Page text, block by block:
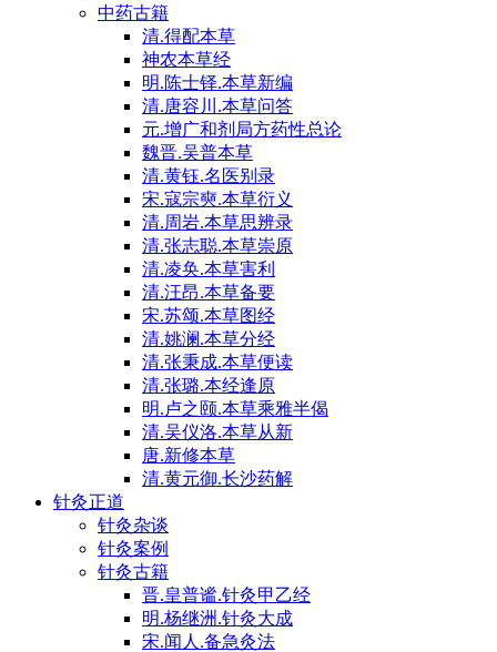
中药古籍
清.得配本草
神农本草经
明.陈士铎.本草新编
清.唐容川.本草问答
元.增广和剂局方药性总论
魏晋.吴普本草
清.黄钰.名医别录
宋.寇宗奭.本草衍义
清.周岩.本草思辨录
清.张志聪.本草崇原
清.凌奂.本草害利
清.汪昂.本草备要
宋.苏颂.本草图经
清.姚澜.本草分经
清.张秉成.本草便读
清.张璐.本经逢原
明.卢之颐.本草乘雅半偈
清.吴仪洛.本草从新
唐.新修本草
清.黄元御.长沙药解
针灸正道
针灸杂谈
针灸案例
针灸古籍
晋.皇普谧.针灸甲乙经
明.杨继洲.针灸大成
宋.闻人.备急灸法